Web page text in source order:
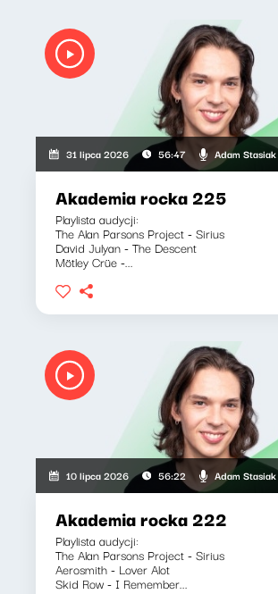
31 lipca 2026 56:47 Adam Stasiak
Akademia rocka 225
Playlista audycji:
The Alan Parsons Project - Sirius
David Julyan - The Descent
Mötley Crüe -...
10 lipca 2026 56:22 Adam Stasiak
Akademia rocka 222
Playlista audycji:
The Alan Parsons Project - Sirius
Aerosmith - Lover Alot
Skid Row - I Remember...